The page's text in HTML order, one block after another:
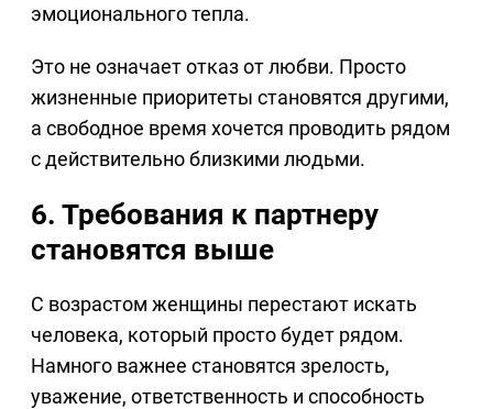
эмоционального тепла.
Это не означает отказ от любви. Просто
жизненные приоритеты становятся другими,
а свободное время хочется проводить рядом
с действительно близкими людьми.
6. Требования к партнеру
становятся выше
С возрастом женщины перестают искать
человека, который просто будет рядом.
Намного важнее становятся зрелость,
уважение, ответственность и способность